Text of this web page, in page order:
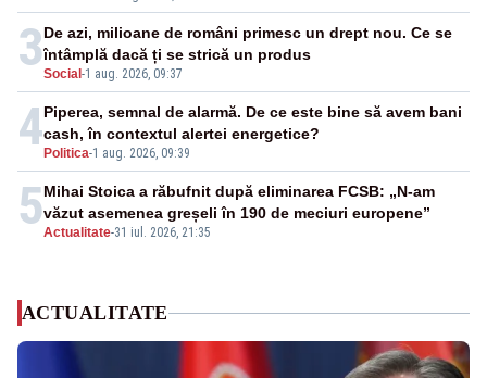
3Social -1 aug. 2026, 09:37
De azi, milioane de români primesc un drept nou. Ce se
întâmplă dacă ți se strică un produs
4 Politica-1 aug. 2026, 09:39
Piperea, semnal de alarmă. De ce este bine să avem bani
cash, în contextul alertei energetice?
5Actualitate-31 iul. 2026, 21:35
Mihai Stoica a răbufnit după eliminarea FCSB: „N-am
văzut asemenea greșeli în 190 de meciuri europene”
ACTUALITATE